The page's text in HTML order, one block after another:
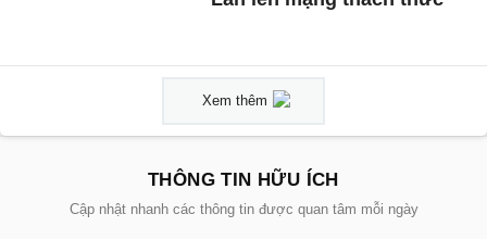
Xem thêm
THÔNG TIN HỮU ÍCH
Cập nhật nhanh các thông tin được quan tâm mỗi ngày